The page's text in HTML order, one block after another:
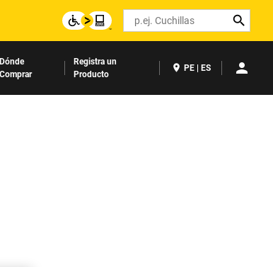
Search
Dónde
Comprar
Registra un
Producto
PE | ES